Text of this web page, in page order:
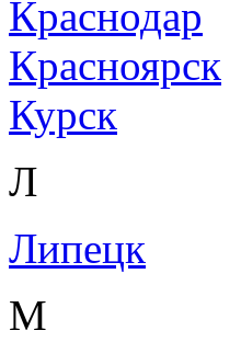
Краснодар
Красноярск
Курск
Л
Липецк
М